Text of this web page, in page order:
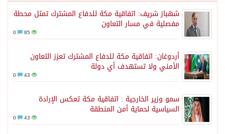
شهباز شريف: اتفاقية مكة للدفاع المشترك تمثل محطة
مفصلية في مسار التعاون
85
أردوغان: اتفاقية مكة للدفاع المشترك تعزز التعاون
الأمني ولا تستهدف أي دولة
43
سمو وزير الخارجية : اتفاقية مكة تعكس الإرادة
السياسية لحماية أمن المنطقة
43